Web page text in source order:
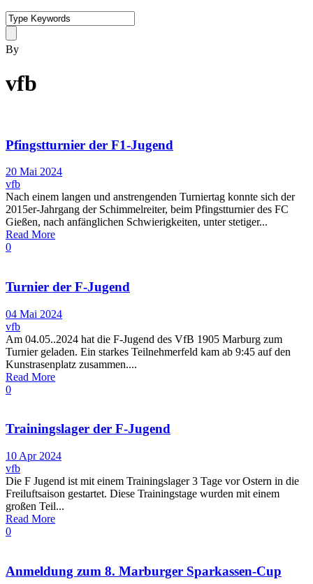
By
vfb
Pfingstturnier der F1-Jugend
20 Mai 2024
vfb
Nach einem langen und anstrengenden Turniertag konnte sich der
2015er-Jahrgang der Schimmelreiter, beim Pfingstturnier des FC
Gießen, nach anfänglichen Schwierigkeiten, unter stetiger...
Read More
0
Turnier der F-Jugend
04 Mai 2024
vfb
Am 04.05..2024 hat die F-Jugend des VfB 1905 Marburg zum
Turnier geladen. Ein starkes Teilnehmerfeld kam ab 9:45 auf den
Kunstrasenplatz zusammen....
Read More
0
Trainingslager der F-Jugend
10 Apr 2024
vfb
Die F Jugend ist mit einem Trainingslager 3 Tage vor Ostern in die
Freiluftsaison gestartet. Diese Trainingstage wurden mit einem
großen Teil...
Read More
0
Anmeldung zum 8. Marburger Sparkassen-Cup